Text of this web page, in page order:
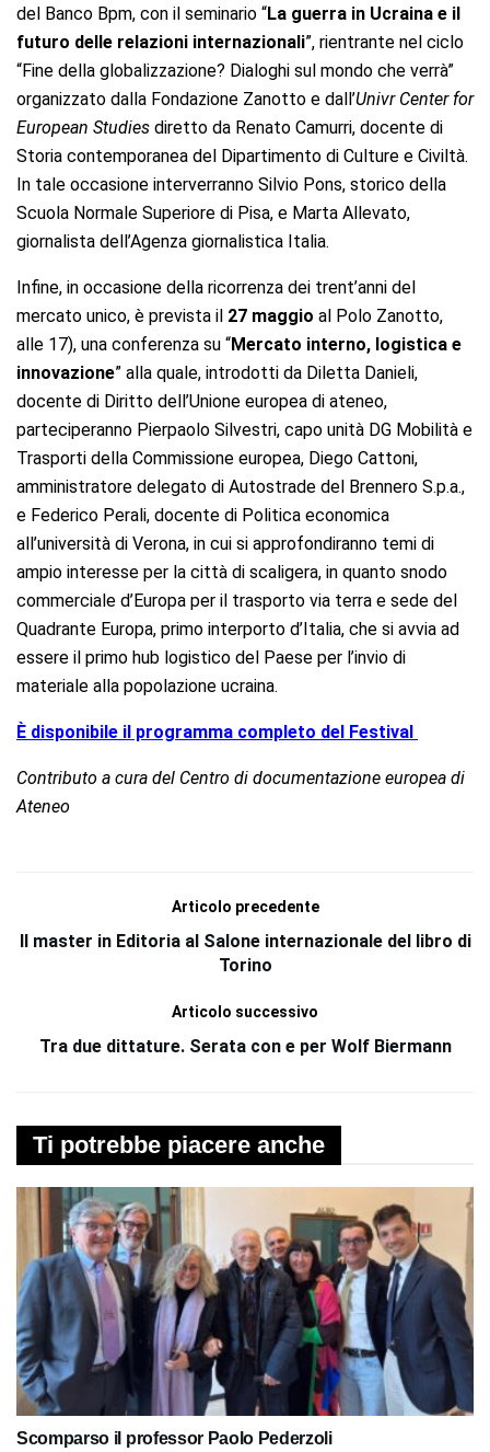
del Banco Bpm, con il seminario “La guerra in Ucraina e il
futuro delle relazioni internazionali”, rientrante nel ciclo
“Fine della globalizzazione? Dialoghi sul mondo che verrà”
organizzato dalla Fondazione Zanotto e dall’Univr Center for
European Studies diretto da Renato Camurri, docente di
Storia contemporanea del Dipartimento di Culture e Civiltà.
In tale occasione interverranno Silvio Pons, storico della
Scuola Normale Superiore di Pisa, e Marta Allevato,
giornalista dell’Agenza giornalistica Italia.
Infine, in occasione della ricorrenza dei trent’anni del
mercato unico, è prevista il 27 maggio al Polo Zanotto,
alle 17), una conferenza su “Mercato interno, logistica e
innovazione” alla quale, introdotti da Diletta Danieli,
docente di Diritto dell’Unione europea di ateneo,
parteciperanno Pierpaolo Silvestri, capo unità DG Mobilità e
Trasporti della Commissione europea, Diego Cattoni,
amministratore delegato di Autostrade del Brennero S.p.a.,
e Federico Perali, docente di Politica economica
all’università di Verona, in cui si approfondiranno temi di
ampio interesse per la città di scaligera, in quanto snodo
commerciale d’Europa per il trasporto via terra e sede del
Quadrante Europa, primo interporto d’Italia, che si avvia ad
essere il primo hub logistico del Paese per l’invio di
materiale alla popolazione ucraina.
È disponibile il programma completo del Festival
Contributo a cura del Centro di documentazione europea di
Ateneo
Articolo precedente
Il master in Editoria al Salone internazionale del libro di
Torino
Articolo successivo
Tra due dittature. Serata con e per Wolf Biermann
Ti potrebbe piacere anche
Scomparso il professor Paolo Pederzoli